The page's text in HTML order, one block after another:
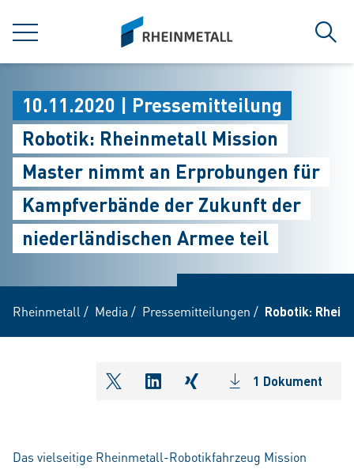
MENÜ
siteLogo
10.11.2020 | Pressemitteilung
Robotik: Rheinmetall Mission
Master nimmt an Erprobungen für
Kampfverbände der Zukunft der
niederländischen Armee teil
Rheinmetall / Media / Pressemitteilungen / Robotik:
shareOntwitter
shareOnlinkedIn
shareOnxing1 Dokument
Das vielseitige Rheinmetall-Robotikfahrzeug Mission